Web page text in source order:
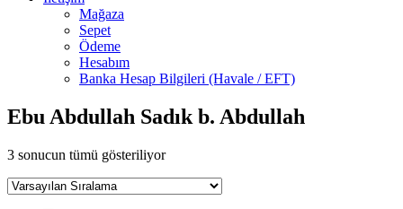
Mağaza
Sepet
Ödeme
Hesabım
Banka Hesap Bilgileri (Havale / EFT)
Ebu Abdullah Sadık b. Abdullah
3 sonucun tümü gösteriliyor